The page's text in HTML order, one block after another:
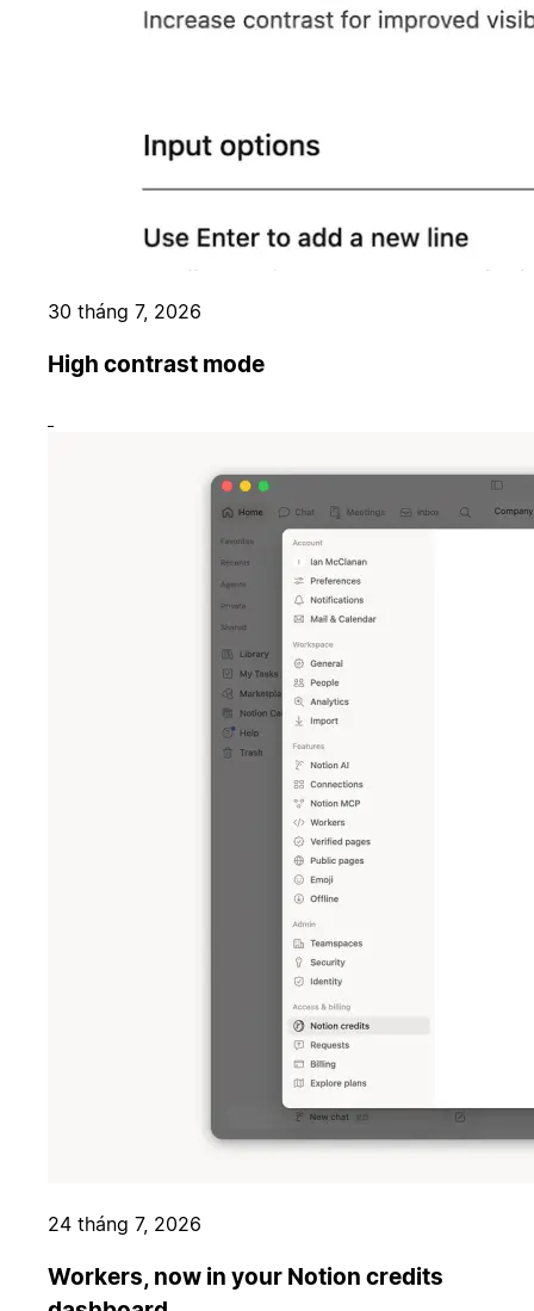
30 tháng 7, 2026
High contrast mode
24 tháng 7, 2026
Workers, now in your Notion credits